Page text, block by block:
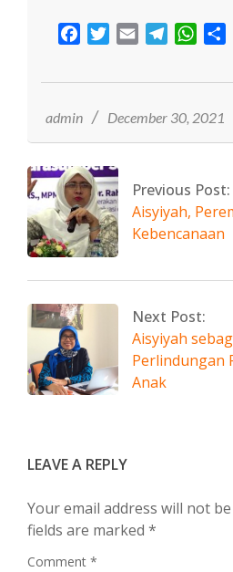
FacebookTwitter
Email Telegram
30
admin December 30, 2021
Previous Post:
Aisyiyah,
Kebencanaan
Next Post:
Aisyiyah
Perlindungan
Anak
LEAVE A REPLY
Your email address will not
fields are marked *
Comment *